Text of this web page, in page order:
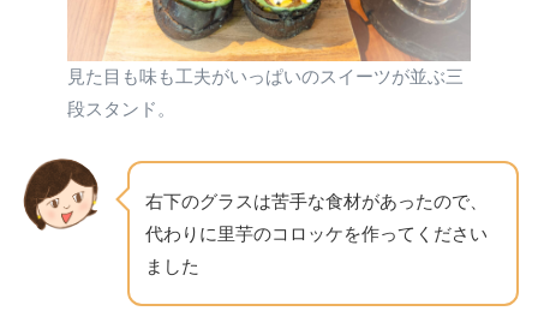
見た目も味も工夫がいっぱいのスイーツが並ぶ三
段スタンド。
右下のグラスは苦手な食材があったので、
代わりに里芋のコロッケを作ってください
ました